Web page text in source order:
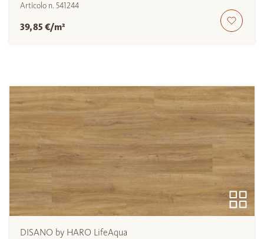
Articolo n. 541244
39,85 €/m²
DISANO by HARO LifeAqua